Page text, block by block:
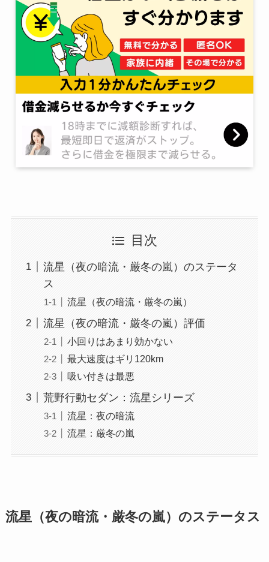
目次
流星（夜の暗流・厳冬の嵐）のステータ
ス
流星（夜の暗流・厳冬の嵐）
流星（夜の暗流・厳冬の嵐）評価
小回りはあまり効かない
最大速度はギリ120km
吸い付きは最悪
荒野行動セダン：流星シリーズ
流星：夜の暗流
流星：厳冬の嵐
流星（夜の暗流・厳冬の嵐）のステータス